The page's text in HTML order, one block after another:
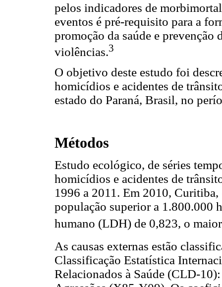
pelos indicadores de
eventos é pré-requisito para a
promoção da saúde e prevenção
violências.3
O objetivo deste estudo foi
homicídios e acidentes de
estado do Paraná, Brasil, no
Métodos
Estudo ecológico, de séries
homicídios e acidentes de
1996 a 2011. Em 2010, Curitiba,
população superior a 1.800.000
humano (LDH) de 0,823, o
As causas externas estão
Classificação Estatística
Relacionados à Saúde (CLD-